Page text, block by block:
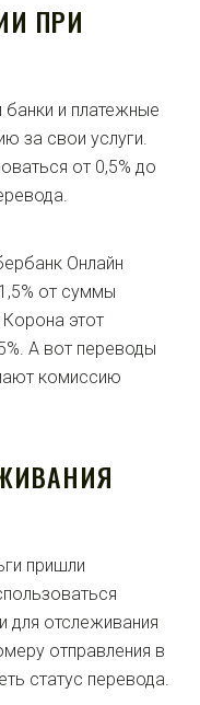
ПРИ
и платежные
за свои услуги.
от 0,5% до
Онлайн
от суммы
этот
А вот переводы
комиссию
пришли
для отслеживания
отправления в
статус перевода.